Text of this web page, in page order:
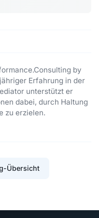
by
Erfahrung in der
unterstützt er
dabei, durch Haltung
zu erzielen.
Übersicht